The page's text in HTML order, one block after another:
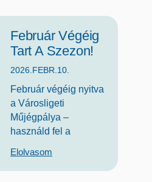
Február Végéig
Tart A Szezon!
2026.FEBR.10.
Február végéig nyitva
a Városligeti
Műjégpálya –
használd fel a
Elolvasom